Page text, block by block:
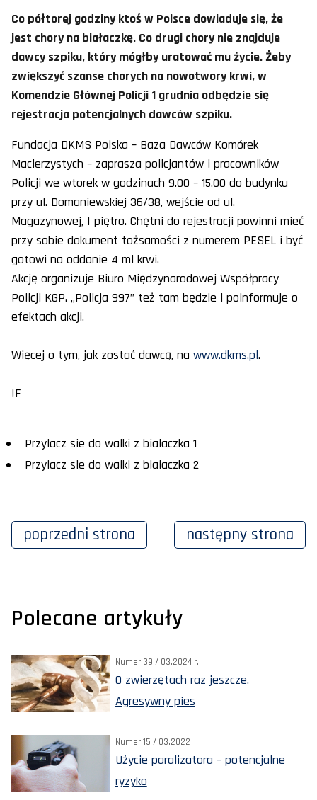
Co półtorej godziny ktoś w Polsce dowiaduje się, że
jest chory na białaczkę. Co drugi chory nie znajduje
dawcy szpiku, który mógłby uratować mu życie. Żeby
zwiększyć szanse chorych na nowotwory krwi, w
Komendzie Głównej Policji 1 grudnia odbędzie się
rejestracja potencjalnych dawców szpiku.
Fundacja DKMS Polska – Baza Dawców Komórek
Macierzystych – zaprasza policjantów i pracowników
Policji we wtorek w godzinach 9.00 – 15.00 do budynku
przy ul. Domaniewskiej 36/38, wejście od ul.
Magazynowej, I piętro. Chętni do rejestracji powinni mieć
przy sobie dokument tożsamości z numerem PESEL i być
gotowi na oddanie 4 ml krwi.
Akcję organizuje Biuro Międzynarodowej Współpracy
Policji KGP. „Policja 997” też tam będzie i poinformuje o
efektach akcji.
Więcej o tym, jak zostać dawcą, na www.dkms.pl.
IF
Przylacz sie do walki z bialaczka 1
Przylacz sie do walki z bialaczka 2
poprzedni strona następny strona
Polecane artykuły
Numer 39 / 03.2024 r.
O zwierzętach raz jeszcze.
Agresywny pies
Numer 15 / 03.2022
Użycie paralizatora – potencjalne
ryzyko